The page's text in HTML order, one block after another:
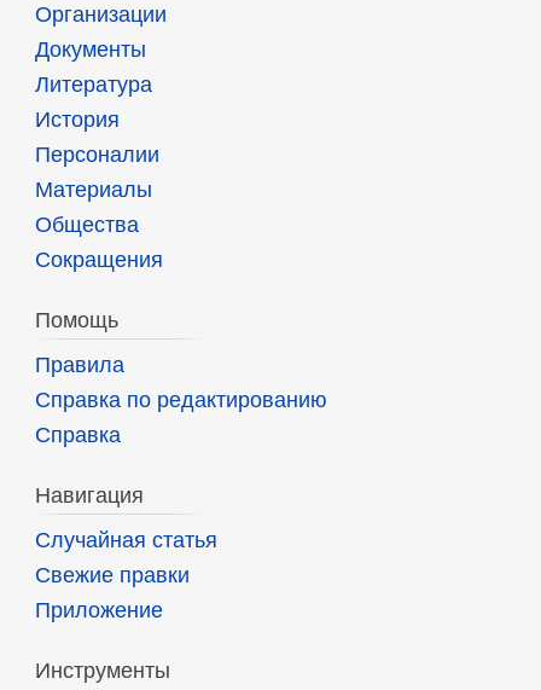
Организации
Документы
Литература
История
Персоналии
Материалы
Общества
Сокращения
Помощь
Правила
Справка по редактированию
Справка
Навигация
Случайная статья
Свежие правки
Приложение
Инструменты